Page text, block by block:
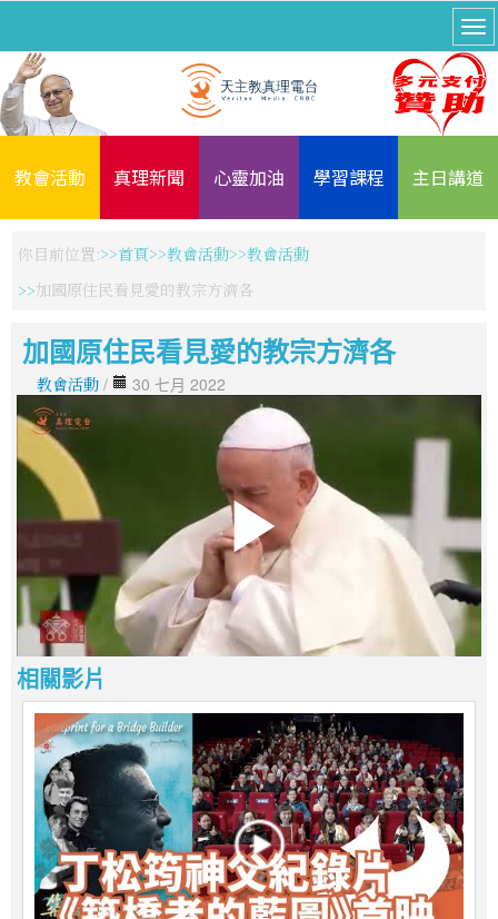
教會活動 真理新聞 心靈加油 學習課程 主日講道
你目前位置: 首頁 教會活動
教會活動
加國原住民看見愛的教宗方濟各
加國原住民看見愛的教宗方濟各
教會活動 / 30 七月 2022
相關影片